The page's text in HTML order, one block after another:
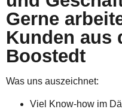
Gerne
Kunden aus
Boostedt
Was uns auszeichnet:
Viel Know-how im